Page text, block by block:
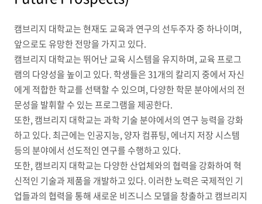
캠브리지 대학교는 현재도 교육과 연구의 선두주자 중 하나이며,
앞으로도 유망한 전망을 가지고 있다.
캠브리지 대학교는 뛰어난 교육 시스템을 유지하며, 교육 프로그
램의 다양성을 높이고 있다. 학생들은 31개의 칼리지 중에서 자신
에게 적합한 학교를 선택할 수 있으며, 다양한 학문 분야에서의 전
문성을 발휘할 수 있는 프로그램을 제공한다.
또한, 캠브리지 대학교는 과학 기술 분야에서의 연구 능력을 강화
하고 있다. 최근에는 인공지능, 양자 컴퓨팅, 에너지 저장 시스템
등의 분야에서 선도적인 연구를 수행하고 있다.
또한, 캠브리지 대학교는 다양한 산업체와의 협력을 강화하여 혁
신적인 기술과 제품을 개발하고 있다. 이러한 노력은 국제적인 기
업들과의 협력을 통해 새로운 비즈니스 모델을 창출하고 캠브리지